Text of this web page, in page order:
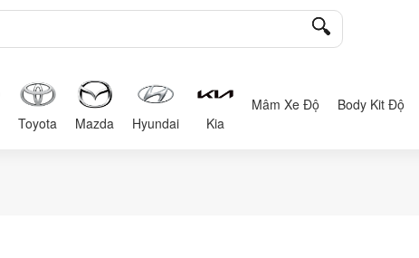
Toyota Mazda Hyundai Kia
Mâm Xe Độ Body Kit Độ